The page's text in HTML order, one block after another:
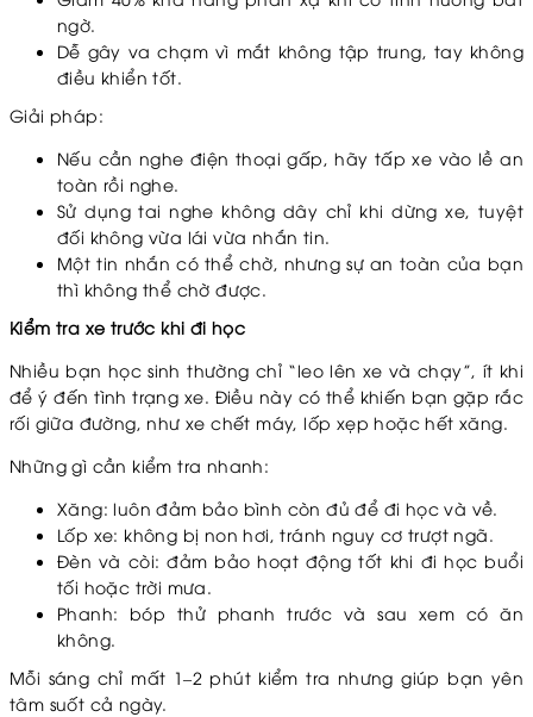
ngờ.
Dễ gây va chạm vì mắt không tập trung, tay không
điều khiển tốt.
Giải pháp:
Nếu cần nghe điện thoại gấp, hãy tấp xe vào lề an
toàn rồi nghe.
Sử dụng tai nghe không dây chỉ khi dừng xe, tuyệt
đối không vừa lái vừa nhắn tin.
Một tin nhắn có thể chờ, nhưng sự an toàn của bạn
thì không thể chờ được.
Kiểm tra xe trước khi đi học
Nhiều bạn học sinh thường chỉ “leo lên xe và chạy”, ít khi
để ý đến tình trạng xe. Điều này có thể khiến bạn gặp rắc
rối giữa đường, như xe chết máy, lốp xẹp hoặc hết xăng.
Những gì cần kiểm tra nhanh:
Xăng: luôn đảm bảo bình còn đủ để đi học và về.
Lốp xe: không bị non hơi, tránh nguy cơ trượt ngã.
Đèn và còi: đảm bảo hoạt động tốt khi đi học buổi
tối hoặc trời mưa.
Phanh: bóp thử phanh trước và sau xem có ăn
không.
Mỗi sáng chỉ mất 1–2 phút kiểm tra nhưng giúp bạn yên
tâm suốt cả ngày.